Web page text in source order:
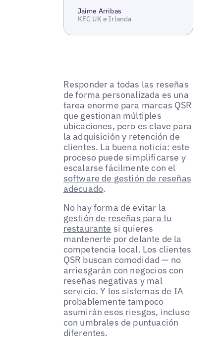
Jaime Arribas
KFC UK e Irlanda
Responder a todas las reseñas
de forma personalizada es una
tarea enorme para marcas QSR
que gestionan múltiples
ubicaciones, pero es clave para
la adquisición y retención de
clientes. La buena noticia: este
proceso puede simplificarse y
escalarse fácilmente con el
software de gestión de reseñas
adecuado.
No hay forma de evitar la
gestión de reseñas para tu
restaurante si quieres
mantenerte por delante de la
competencia local. Los clientes
QSR buscan comodidad — no
arriesgarán con negocios con
reseñas negativas y mal
servicio. Y los sistemas de IA
probablemente tampoco
asumirán esos riesgos, incluso
con umbrales de puntuación
diferentes.